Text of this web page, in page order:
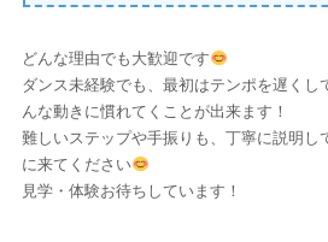
どんな理由でも大歓迎です
ダンス未経験でも、最初はテンポを遅くし
んな動きに慣れてくことが出来ます！
難しいステップや手振りも、丁寧に説明し
に来てください
見学・体験お待ちしています！